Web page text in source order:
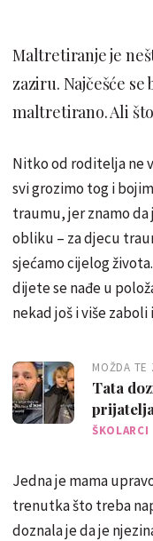
Maltretiranje je
zaziru. Najčešće
maltretirano. Ali
Nitko od roditelja ne
svi grozimo tog i
traumu, jer znamo da
obliku – za djecu
sjećamo cijelog
dijete se nađe u
nekad još i više zaboli
MOŽDA TE
Tata
Evo što
ŠKOLARCI
Jedna je mama
trenutka što treba
doznala je da je